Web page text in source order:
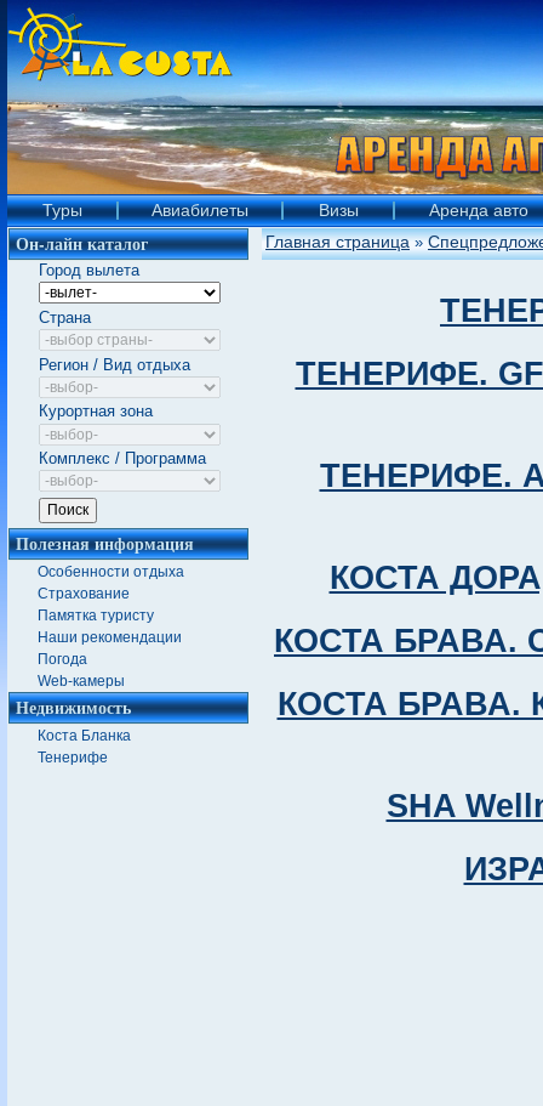
Туры Авиабилеты Визы Аренда авто
Он-лайн каталог
Город вылета
Страна
Регион / Вид отдыха
Курортная зона
Комплекс / Программа
Полезная информация
Особенности отдыха
Страхование
Памятка туристу
Наши рекомендации
Погода
Web-камеры
Недвижимость
Коста Бланка
Тенерифе
Главная страница»
ТЕНЕРИФЕ. GF
ТЕНЕРИФЕ.
КОСТА
КОСТА БРАВА.
КОСТА БРАВА.
SHA